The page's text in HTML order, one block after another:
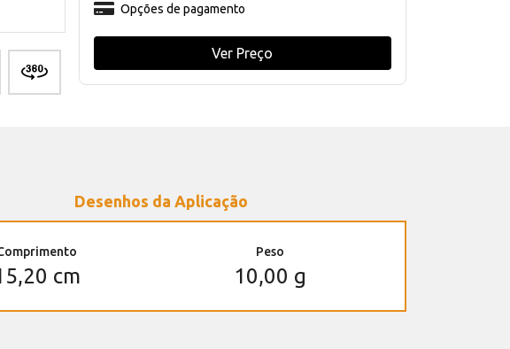
Opções de pagamento
Ver Preço
Desenhos da Aplicação
cm
Peso
10,00 g